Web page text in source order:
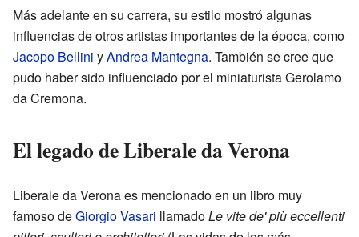
Más adelante en su carrera, su estilo mostró algunas
influencias de otros artistas importantes de la época, como
Jacopo Bellini yAndrea Mantegna. También se cree que
pudo haber sido influenciado por el miniaturista Gerolamo
da Cremona.
El legado de Liberale da Verona
Liberale da Verona es mencionado en un libro muy
famoso deGiorgio Vasari llamadoLe vite de' più eccellenti